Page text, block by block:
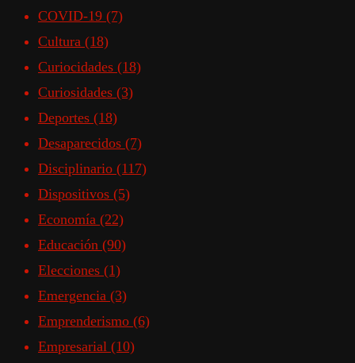
COVID-19 (7)
Cultura (18)
Curiocidades (18)
Curiosidades (3)
Deportes (18)
Desaparecidos (7)
Disciplinario (117)
Dispositivos (5)
Economía (22)
Educación (90)
Elecciones (1)
Emergencia (3)
Emprenderismo (6)
Empresarial (10)